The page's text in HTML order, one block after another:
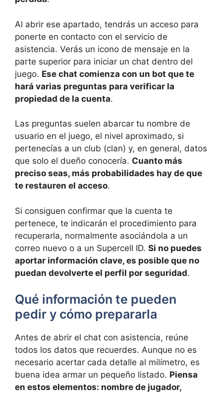
Al abrir ese apartado, tendrás un acceso para
ponerte en contacto con el servicio de
asistencia. Verás un icono de mensaje en la
parte superior para iniciar un chat dentro del
juego. Ese chat comienza con un bot que te
hará varias preguntas para verificar la
propiedad de la cuenta.
Las preguntas suelen abarcar tu nombre de
usuario en el juego, el nivel aproximado, si
pertenecías a un club (clan) y, en general, datos
que solo el dueño conocería. Cuanto más
preciso seas, más probabilidades hay de que
te restauren el acceso.
Si consiguen confirmar que la cuenta te
pertenece, te indicarán el procedimiento para
recuperarla, normalmente asociándola a un
correo nuevo o a un Supercell ID. Si no puedes
aportar información clave, es posible que no
puedan devolverte el perfil por seguridad.
Qué información te pueden
pedir y cómo prepararla
Antes de abrir el chat con asistencia, reúne
todos los datos que recuerdes. Aunque no es
necesario acertar cada detalle al milímetro, es
buena idea armar un pequeño listado. Piensa
en estos elementos: nombre de jugador,